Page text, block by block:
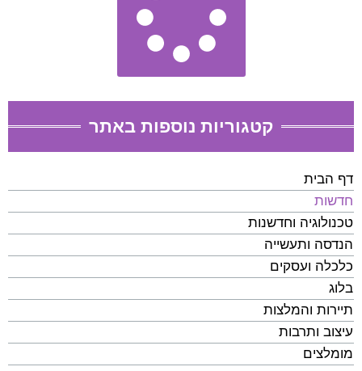
קטגוריות נוספות באתר
דף הבית
חדשות
טכנולוגיה וחדשנות
הנדסה ותעשייה
כלכלה ועסקים
בלוג
תיירות והמלצות
עיצוב ותרבות
מומלצים